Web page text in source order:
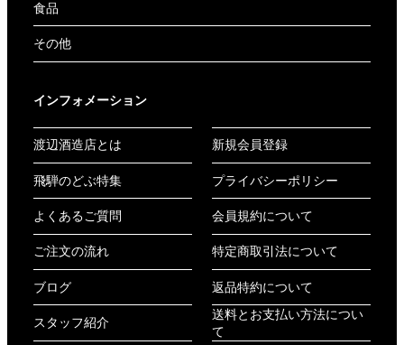
食品
その他
インフォメーション
渡辺酒造店とは
飛騨のどぶ特集
よくあるご質問
ご注文の流れ
ブログ
スタッフ紹介
新規会員登録
プライバシーポリシー
会員規約について
特定商取引法について
返品特約について
送料とお支払い方法につい
て